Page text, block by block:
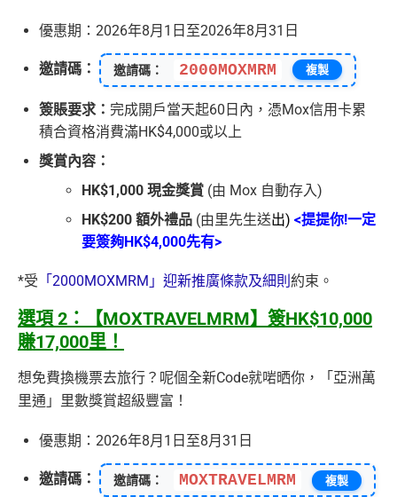
優惠期：2026年8月1日至2026年8月31日
邀請碼： 邀請碼： 2000MOXMRM 複製
簽賬要求： 完成開戶當天起60日內，憑Mox信用卡累
積合資格消費滿HK$4,000或以上
獎賞內容：
HK$1,000 現金獎賞 (由 Mox 自動存入)
HK$200 額外禮品 (由里先生送出) <提提你!一定
要簽夠HK$4,000先有>
*受 「2000MOXMRM」迎新推廣條款及細則 約束。
選項 2：【MOXTRAVELMRM】簽HK$10,000
賺17,000里！
想免費換機票去旅行？呢個全新Code就啱晒你，「亞洲萬
里通」里數獎賞超級豐富！
優惠期：2026年8月1日至8月31日
邀請碼： 邀請碼： MOXTRAVELMRM 複製